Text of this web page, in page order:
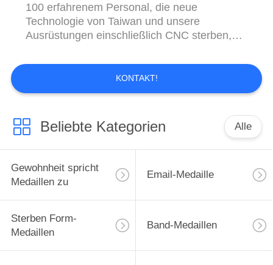
100 erfahrenem Personal, die neue
Technologie von Taiwan und unsere
Ausrüstungen einschließlich CNC sterben,
300T X 2 ölen hydraulische Presse, sterben
88T X 2 Gießanlage und verschiedene
Stanzmaschinen… Unsere Produkte
Gewohnheits...
KONTAKT!
Beliebte Kategorien Alle
Gewohnheit spricht
Medaillen zu
Email-Medaille
Sterben Form-
Medaillen
Band-Medaillen